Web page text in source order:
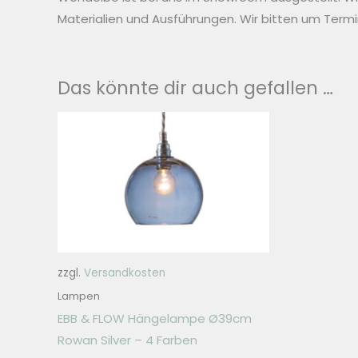
Materialien und Ausführungen. Wir bitten um
Das könnte dir auch gefallen …
zzgl. Versandkosten
Lampen
EBB & FLOW Hängelampe Ø39cm
Rowan Silver – 4 Farben